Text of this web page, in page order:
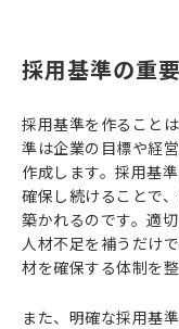
採用基準の重
採用基準を作ること
準は企業の目標や経
作成します。採用基
確保し続けることで
築かれるのです。適
人材不足を補うだけ
材を確保する体制を整
また、明確な採用基